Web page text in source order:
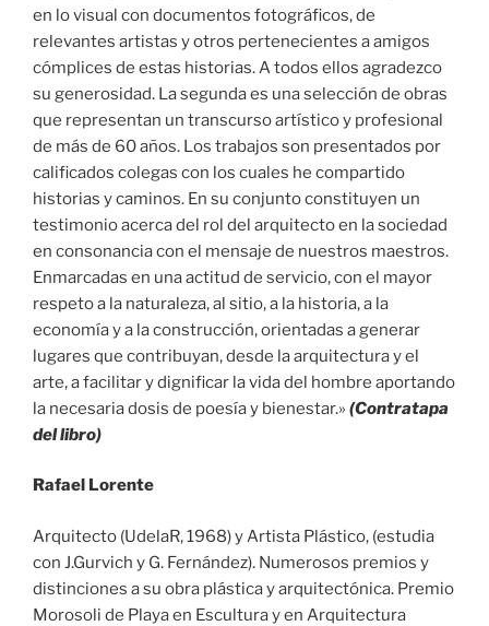
en lo visual con documentos fotográficos, de
relevantes artistas y otros pertenecientes a amigos
cómplices de estas historias. A todos ellos agradezco
su generosidad. La segunda es una selección de obras
que representan un transcurso artístico y profesional
de más de 60 años. Los trabajos son presentados por
calificados colegas con los cuales he compartido
historias y caminos. En su conjunto constituyen un
testimonio acerca del rol del arquitecto en la sociedad
en consonancia con el mensaje de nuestros maestros.
Enmarcadas en una actitud de servicio, con el mayor
respeto a la naturaleza, al sitio, a la historia, a la
economía y a la construcción, orientadas a generar
lugares que contribuyan, desde la arquitectura y el
arte, a facilitar y dignificar la vida del hombre aportando
la necesaria dosis de poesía y bienestar.» (Contratapa
del libro)
Rafael Lorente
Arquitecto (UdelaR, 1968) y Artista Plástico, (estudia
con J.Gurvich y G. Fernández). Numerosos premios y
distinciones a su obra plástica y arquitectónica. Premio
Morosoli de Playa en Escultura y en Arquitectura